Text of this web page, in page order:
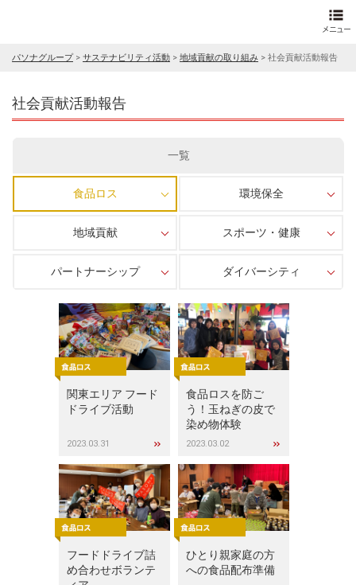
パソナグループ> サステナビリティ活動 > 地域貢献の取り組み > 社会貢献活動報告
社会貢献活動報告
一覧
食品ロス 環境保全
地域貢献 スポーツ・健康
パートナーシップ ダイバーシティ
関東エリア フード
ドライブ活動
2023.03.31
食品ロスを防ご
う！玉ねぎの皮で
染め物体験
2023.03.02
フードドライブ詰
め合わせボランテ
ひとり親家庭の方
への食品配布準備